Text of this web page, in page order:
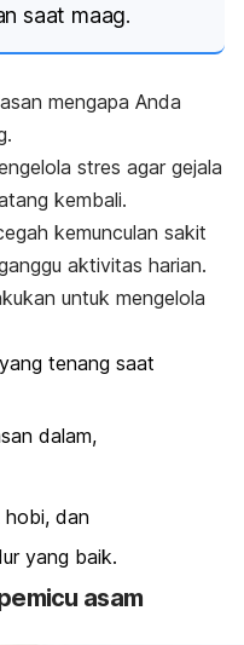
saat maag.
mengapa Anda
stres agar gejala
kembali.
kemunculan sakit
aktivitas harian.
untuk mengelola
tenang saat
dalam,
hobi, dan
yang baik.
asam